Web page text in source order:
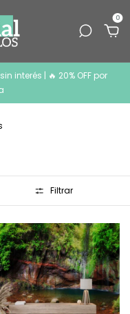
0
interés | 🔥 20% OFF por
Filtrar